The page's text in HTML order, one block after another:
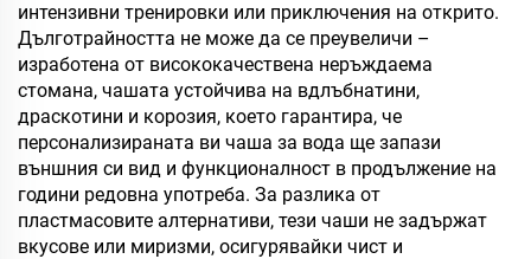
интензивни тренировки или приключения на открито.
Дълготрайността не може да се преувеличи –
изработена от висококачествена неръждаема
стомана, чашата устойчива на вдлъбнатини,
драскотини и корозия, което гарантира, че
персонализираната ви чаша за вода ще запази
външния си вид и функционалност в продължение на
години редовна употреба. За разлика от
пластмасовите алтернативи, тези чаши не задържат
вкусове или миризми, осигурявайки чист и